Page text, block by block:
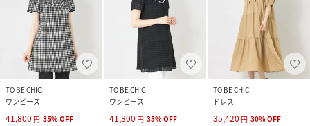
TO BE CHIC
ワンピース
41,800 円 35%OFF
TO BE CHIC
ワンピース
41,800 円 35%OFF
TO BE CHIC
ドレス
35,420 円 30%OFF